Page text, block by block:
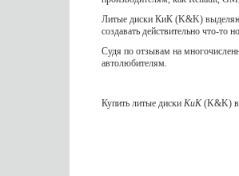
Литые диски КиК (K&K)
создавать действительно что-то
Судя по отзывам на
автолюбителям.
Купить литые диски КиК(K&K) в